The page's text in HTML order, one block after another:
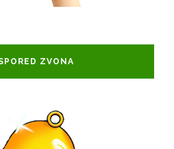
ZVONA